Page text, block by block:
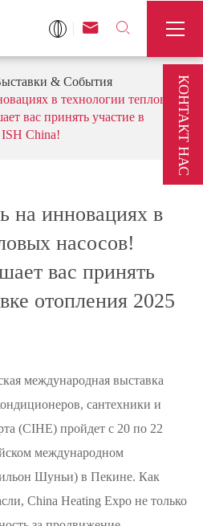
 

& События
в технологии тепловых
вас принять участие в
China!
на инновациях в
насосов!
вас принять
отопления 2025
международная выставка
сантехники и
(CIHE) пройдет с 20 по 22
международном
Шуньи) в Пекине. Как
China Heating Expo не только
КОНТАКТ НАС